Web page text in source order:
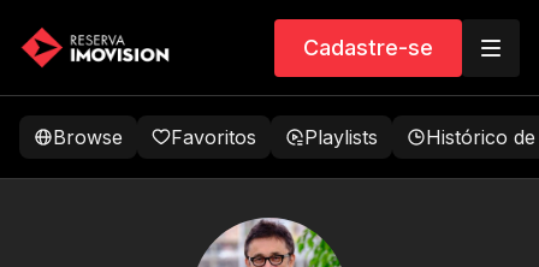
Cadastre-se
Browse Favoritos Playlists Histórico